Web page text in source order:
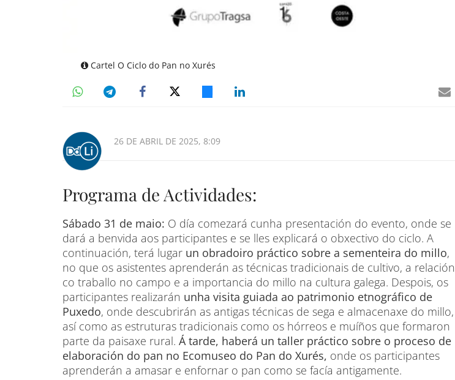
Cartel O Ciclo do Pan no Xurés
26 DE ABRIL DE 2025, 8:09
Programa de Actividades:
Sábado 31 de maio: O día comezará cunha presentación do evento, onde se
dará a benvida aos participantes e se lles explicará o obxectivo do ciclo. A
continuación, terá lugar un obradoiro práctico sobre a sementeira do millo,
no que os asistentes aprenderán as técnicas tradicionais de cultivo, a relación
co traballo no campo e a importancia do millo na cultura galega. Despois, os
participantes realizarán unha visita guiada ao patrimonio etnográfico de
Puxedo, onde descubrirán as antigas técnicas de sega e almacenaxe do millo,
así como as estruturas tradicionais como os hórreos e muíños que formaron
parte da paisaxe rural. Á tarde, haberá un taller práctico sobre o proceso de
elaboración do pan no Ecomuseo do Pan do Xurés, onde os participantes
aprenderán a amasar e enfornar o pan como se facía antigamente.